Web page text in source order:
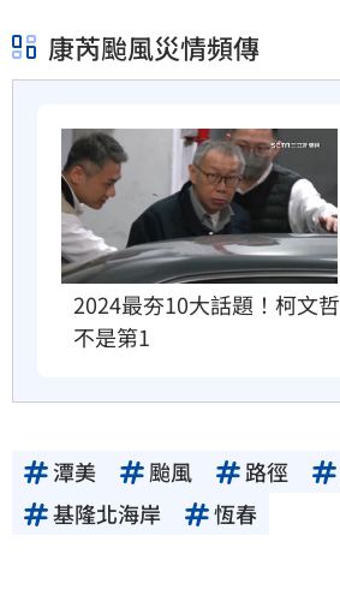
康芮颱風災情頻傳
2024最夯10大話題！柯文哲
不是第1
潭美 颱風 路徑
基隆北海岸
恆春